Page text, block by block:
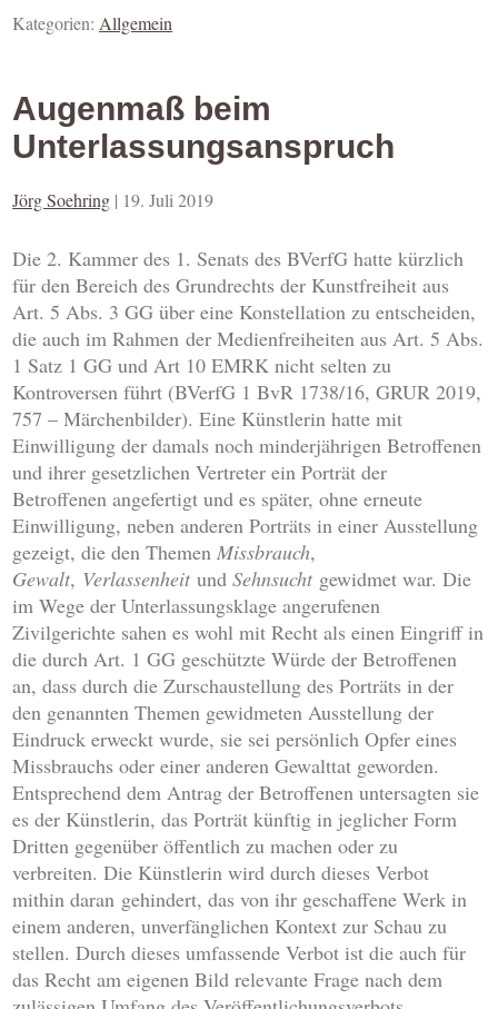
Kategorien:Allgemein
Augenmaß beim
Unterlassungsanspruch
Jörg Soehring | 19. Juli 2019
Die 2. Kammer des 1. Senats des BVerfG hatte kürzlich
für den Bereich des Grundrechts der Kunstfreiheit aus
Art. 5 Abs. 3 GG über eine Konstellation zu entscheiden,
die auch im Rahmen der Medienfreiheiten aus Art. 5 Abs.
1 Satz 1 GG und Art 10 EMRK nicht selten zu
Kontroversen führt (BVerfG 1 BvR 1738/16, GRUR 2019,
757 – Märchenbilder). Eine Künstlerin hatte mit
Einwilligung der damals noch minderjährigen Betroffenen
und ihrer gesetzlichen Vertreter ein Porträt der
Betroffenen angefertigt und es später, ohne erneute
Einwilligung, neben anderen Porträts in einer Ausstellung
gezeigt, die den ThemenMissbrauch,
Gewalt, Verlassenheit undSehnsucht gewidmet war. Die
im Wege der Unterlassungsklage angerufenen
Zivilgerichte sahen es wohl mit Recht als einen Eingriff in
die durch Art. 1 GG geschützte Würde der Betroffenen
an, dass durch die Zurschaustellung des Porträts in der
den genannten Themen gewidmeten Ausstellung der
Eindruck erweckt wurde, sie sei persönlich Opfer eines
Missbrauchs oder einer anderen Gewalttat geworden.
Entsprechend dem Antrag der Betroffenen untersagten sie
es der Künstlerin, das Porträt künftig in jeglicher Form
Dritten gegenüber öffentlich zu machen oder zu
verbreiten. Die Künstlerin wird durch dieses Verbot
mithin daran gehindert, das von ihr geschaffene Werk in
einem anderen, unverfänglichen Kontext zur Schau zu
stellen. Durch dieses umfassende Verbot ist die auch für
das Recht am eigenen Bild relevante Frage nach dem